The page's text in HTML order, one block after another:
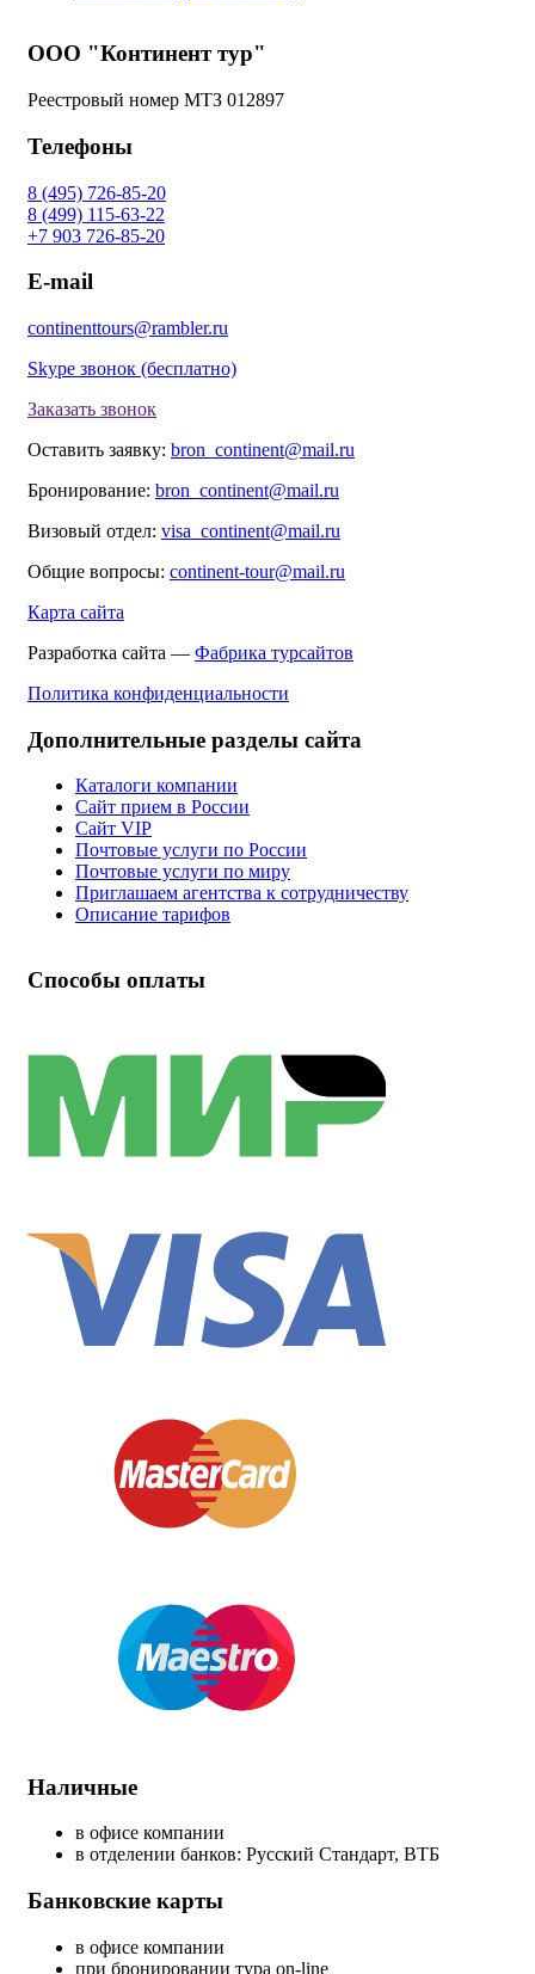
ООО "Континент тур"
Реестровый номер МТЗ 012897
Телефоны
8 (495) 726-85-20
8 (499) 115-63-22
+7 903 726-85-20
E-mail
continenttours@rambler.ru
Skype звонок (бесплатно)
Заказать звонок
Оставить заявку: bron_continent@mail.ru
Бронирование: bron_continent@mail.ru
Визовый отдел: visa_continent@mail.ru
Общие вопросы: continent-tour@mail.ru
Карта сайта
Разработка сайта — Фабрика турсайтов
Политика конфиденциальности
Дополнительные разделы сайта
Каталоги компании
Сайт прием в России
Сайт VIP
Почтовые услуги по России
Почтовые услуги по миру
Приглашаем агентства к сотрудничеству
Описание тарифов
Способы оплаты
Наличные
в офисе компании
в отделении банков: Русский Стандарт, ВТБ
Банковские карты
в офисе компании
при бронировании тура on-line